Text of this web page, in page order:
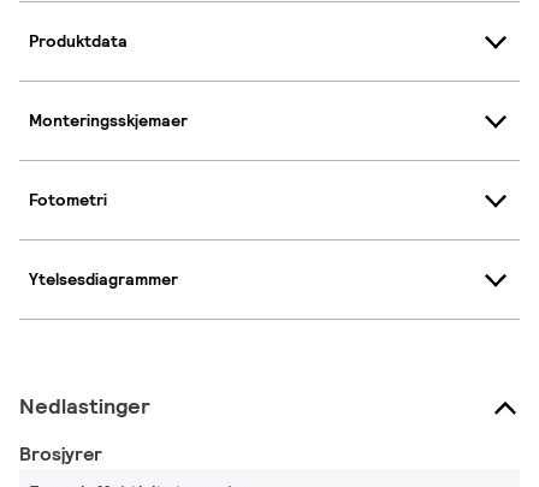
Produktdata
Monteringsskjemaer
Fotometri
Ytelsesdiagrammer
Nedlastinger
Brosjyrer